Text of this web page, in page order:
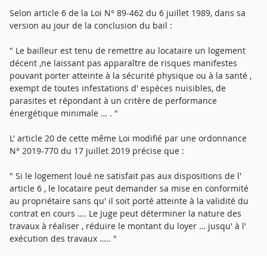
Selon article 6 de la Loi N° 89-462 du 6 juillet 1989, dans sa
version au jour de la conclusion du bail :
" Le bailleur est tenu de remettre au locataire un logement
décent ,ne laissant pas apparaître de risques manifestes
pouvant porter atteinte à la sécurité physique ou à la santé ,
exempt de toutes infestations d' espèces nuisibles, de
parasites et répondant à un critère de performance
énergétique minimale … . "
L' article 20 de cette même Loi modifié par une ordonnance
N° 2019-770 du 17 juillet 2019 précise que :
" Si le logement loué ne satisfait pas aux dispositions de l'
article 6 , le locataire peut demander sa mise en conformité
au propriétaire sans qu' il soit porté atteinte à la validité du
contrat en cours …. Le Juge peut déterminer la nature des
travaux à réaliser , réduire le montant du loyer … jusqu' à l'
exécution des travaux ….. "